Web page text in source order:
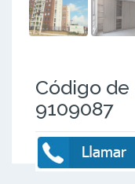
Código
9109087